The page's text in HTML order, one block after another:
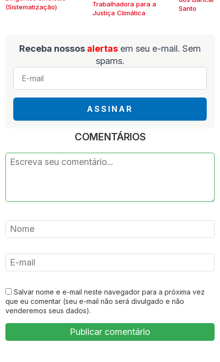
(Sistematização)
Trabalhadora para a
Justiça Climática
Santo
Receba nossos alertas em seu e-mail. Sem
spams.
E-
mail
ASSINAR
COMENTÁRIOS
Salvar nome e e-mail neste navegador para a próxima vez
que eu comentar (seu e-mail não será divulgado e não
venderemos seus dados).